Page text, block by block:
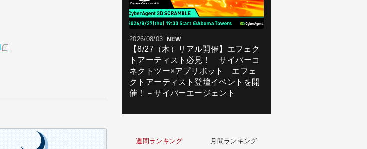
2026/08/03 NEW
【8/27（木）リアル開催】エフェク
トアーティスト必見！ サイバーコ
ネクトツー×アプリボット エフェ
クトアーティスト登壇イベントを開
催！－サイバーエージェント
週間ランキング 月間ランキング